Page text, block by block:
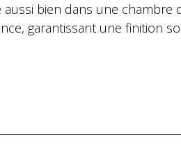
bien dans une
garantissant une finition